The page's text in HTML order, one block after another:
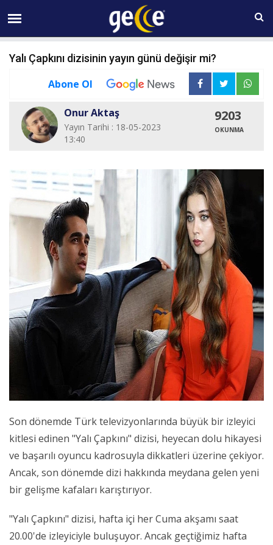
07 AĞUSTOS Cuma 08:26
Yalı Çapkını dizisinin yayın günü değişir mi?
Abone Ol
Onur Aktaş
Yayın Tarihi : 18-05-2023
13:40
9203
OKUNMA
Son dönemde Türk televizyonlarında büyük bir izleyici
kitlesi edinen "Yalı Çapkını" dizisi, heyecan dolu hikayesi
ve başarılı oyuncu kadrosuyla dikkatleri üzerine çekiyor.
Ancak, son dönemde dizi hakkında meydana gelen yeni
bir gelişme kafaları karıştırıyor.
"Yalı Çapkını" dizisi, hafta içi her Cuma akşamı saat
20.00'de izleyiciyle buluşuyor. Ancak geçtiğimiz hafta